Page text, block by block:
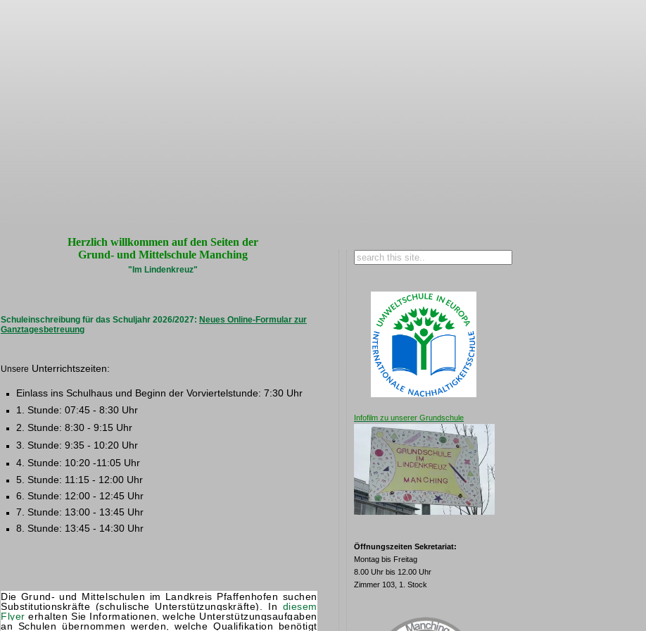
Herzlich willkommen auf den Seiten der
Grund- und Mittelschule Manching
"Im Lindenkreuz"
Schuleinschreibung für das Schuljahr 2026/2027: Neues Online-Formular zur
Ganztagesbetreuung
Unsere Unterrichtszeiten:
Einlass ins Schulhaus und Beginn der Vorviertelstunde: 7:30 Uhr
1. Stunde: 07:45 - 8:30 Uhr
2. Stunde: 8:30 - 9:15 Uhr
3. Stunde: 9:35 - 10:20 Uhr
4. Stunde: 10:20 -11:05 Uhr
5. Stunde: 11:15 - 12:00 Uhr
6. Stunde: 12:00 - 12:45 Uhr
7. Stunde: 13:00 - 13:45 Uhr
8. Stunde: 13:45 - 14:30 Uhr
Die Grund- und Mittelschulen im Landkreis Pfaffenhofen suchen
Substitutionskräfte (schulische Unterstützungskräfte). In diesem
Flyer erhalten Sie Informationen, welche Unterstützungsaufgaben
an Schulen übernommen werden, welche Qualifikation benötigt
Infofilm zu unserer Grundschule
Öffnungszeiten Sekretariat:
Montag bis Freitag
8.00 Uhr bis 12.00 Uhr
Zimmer 103, 1. Stock